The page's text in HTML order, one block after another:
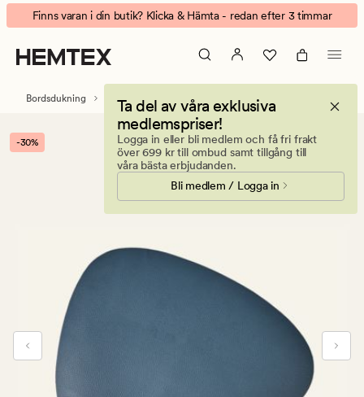
Ulrik
tablett
blå
Animerad
banner.
Klicka
på
att
pausa.
Finns varan i din butik? Klicka & Hämta - redan efter 3 timmar
Ta del av våra exklusiva
medlemspriser!
Logga in eller bli medlem och få fri frakt
över 699 kr till ombud samt tillgång till
våra bästa erbjudanden.
Bli medlem / Logga in
Bordsdukning Bordstabletter
-30%